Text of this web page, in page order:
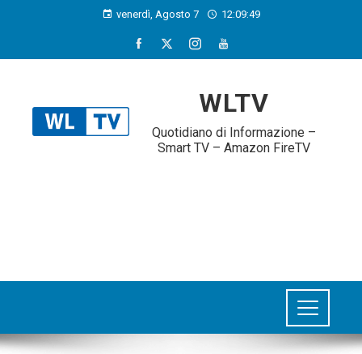
venerdì, Agosto 7 12:09:50
WLTV
Quotidiano di Informazione –
Smart TV – Amazon FireTV